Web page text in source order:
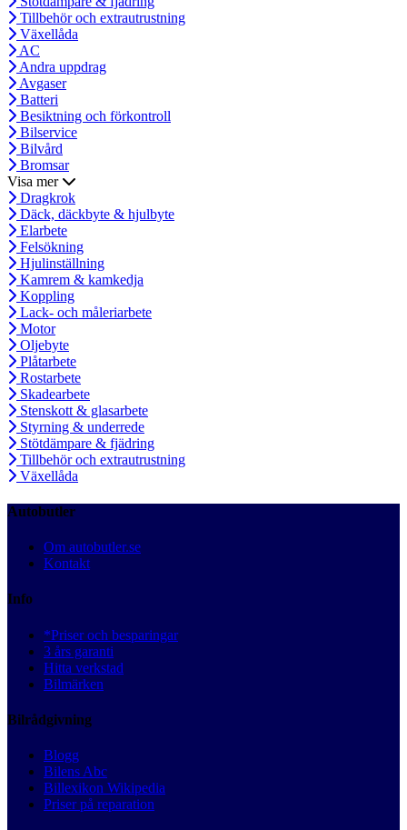
Tillbehör och extrautrustning
Växellåda
AC
Andra uppdrag
Avgaser
Batteri
Besiktning och förkontroll
Bilservice
Bilvård
Bromsar
Visa mer
Dragkrok
Däck, däckbyte & hjulbyte
Elarbete
Felsökning
Hjulinställning
Kamrem & kamkedja
Koppling
Lack- och måleriarbete
Motor
Oljebyte
Plåtarbete
Rostarbete
Skadearbete
Stenskott & glasarbete
Styrning & underrede
Stötdämpare & fjädring
Tillbehör och extrautrustning
Växellåda
Autobutler
Om autobutler.se
Kontakt
Info
*Priser och besparingar
3 års garanti
Hitta verkstad
Bilmärken
Bilrådgivning
Blogg
Bilens Abc
Billexikon Wikipedia
Priser på reparation